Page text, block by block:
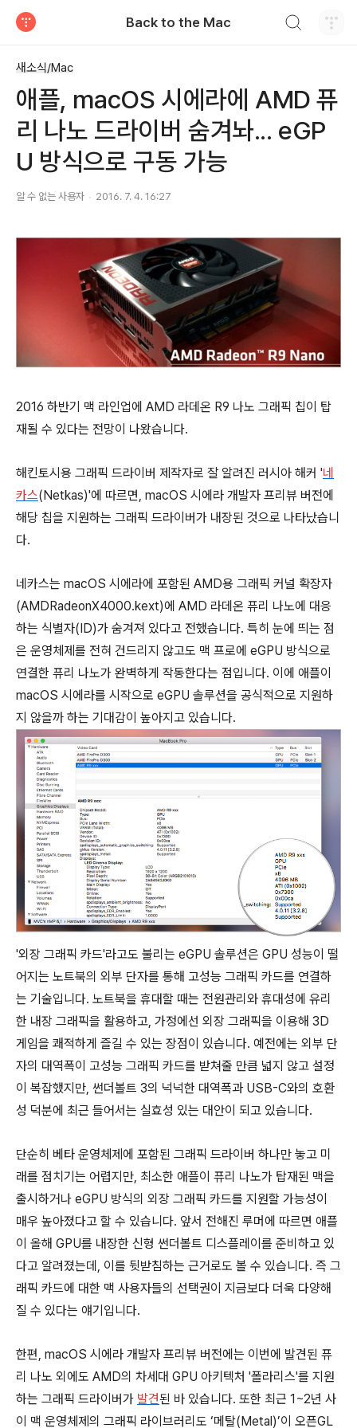
Back to the Mac
새소식/Mac
애플, macOS 시에라에 AMD 퓨
리 나노 드라이버 숨겨놔... eGP
U 방식으로 구동 가능
알 수 없는 사용자 2016. 7. 4. 16:27
2016 하반기 맥 라인업에 AMD 라데온 R9 나노 그래픽 칩이 탑
재될 수 있다는 전망이 나왔습니다.
해킨토시용 그래픽 드라이버 제작자로 잘 알려진 러시아 해커 '네
카스(Netkas)'에 따르면, macOS 시에라 개발자 프리뷰 버전에
해당 칩을 지원하는 그래픽 드라이버가 내장된 것으로 나타났습니
다.
네카스는 macOS 시에라에 포함된 AMD용 그래픽 커널 확장자
(AMDRadeonX4000.kext)에 AMD 라데온 퓨리 나노에 대응
하는 식별자(ID)가 숨겨져 있다고 전했습니다. 특히 눈에 띄는 점
은 운영체제를 전혀 건드리지 않고도 맥 프로에 eGPU 방식으로
연결한 퓨리 나노가 완벽하게 작동한다는 점입니다. 이에 애플이
macOS 시에라를 시작으로 eGPU 솔루션을 공식적으로 지원하
지 않을까 하는 기대감이 높아지고 있습니다.
'외장 그래픽 카드'라고도 불리는 eGPU 솔루션은 GPU 성능이 떨
어지는 노트북의 외부 단자를 통해 고성능 그래픽 카드를 연결하
는 기술입니다. 노트북을 휴대할 때는 전원관리와 휴대성에 유리
한 내장 그래픽을 활용하고, 가정에선 외장 그래픽을 이용해 3D
게임을 쾌적하게 즐길 수 있는 장점이 있습니다. 예전에는 외부 단
자의 대역폭이 고성능 그래픽 카드를 받쳐줄 만큼 넓지 않고 설정
이 복잡했지만, 썬더볼트 3의 넉넉한 대역폭과 USB-C와의 호환
성 덕분에 최근 들어서는 실효성 있는 대안이 되고 있습니다.
단순히 베타 운영체제에 포함된 그래픽 드라이버 하나만 놓고 미
래를 점치기는 어렵지만, 최소한 애플이 퓨리 나노가 탑재된 맥을
출시하거나 eGPU 방식의 외장 그래픽 카드를 지원할 가능성이
매우 높아졌다고 할 수 있습니다. 앞서 전해진 루머에 따르면 애플
이 올해 GPU를 내장한 신형 썬더볼트 디스플레이를 준비하고 있
다고 알려졌는데, 이를 뒷받침하는 근거로도 볼 수 있습니다. 즉 그
래픽 카드에 대한 맥 사용자들의 선택권이 지금보다 더욱 다양해
질 수 있다는 얘기입니다.
한편, macOS 시에라 개발자 프리뷰 버전에는 이번에 발견된 퓨
리 나노 외에도 AMD의 차세대 GPU 아키텍처 '폴라리스'를 지원
하는 그래픽 드라이버가 발견된 바 있습니다. 또한 최근 1~2년 사
이 맥 운영체제의 그래픽 라이브러리도 ‘메탈(Metal)’이 오픈GL